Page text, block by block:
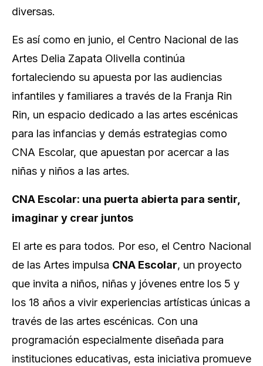
diversas.
Es así como en junio, el Centro Nacional de las
Artes Delia Zapata Olivella continúa
fortaleciendo su apuesta por las audiencias
infantiles y familiares a través de la Franja Rin
Rin, un espacio dedicado a las artes escénicas
para las infancias y demás estrategias como
CNA Escolar, que apuestan por acercar a las
niñas y niños a las artes.
CNA Escolar: una puerta abierta para sentir,
imaginar y crear juntos
El arte es para todos. Por eso, el Centro Nacional
de las Artes impulsa CNA Escolar, un proyecto
que invita a niños, niñas y jóvenes entre los 5 y
los 18 años a vivir experiencias artísticas únicas a
través de las artes escénicas. Con una
programación especialmente diseñada para
instituciones educativas, esta iniciativa promueve